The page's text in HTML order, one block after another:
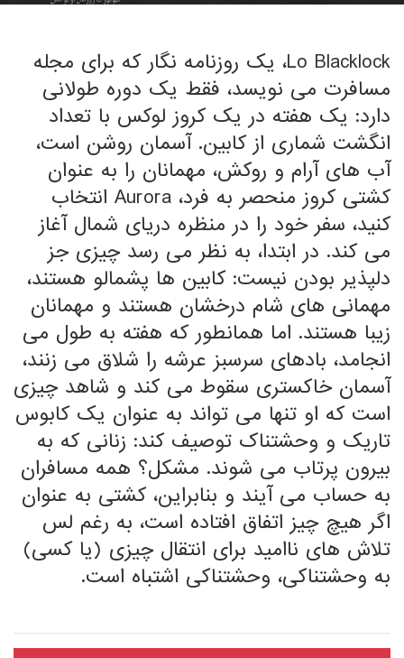
Lo Blacklock، یک روزنامه نگار که برای مجله
مسافرت می نویسد، فقط یک دوره طولانی
دارد: یک هفته در یک کروز لوکس با تعداد
انگشت شماری از کابین. آسمان روشن است،
آب های آرام و روکش، مهمانان را به عنوان
کشتی کروز منحصر به فرد، Aurora انتخاب
کنید، سفر خود را در منظره دریای شمال آغاز
می کند. در ابتدا، به نظر می رسد چیزی جز
دلپذیر بودن نیست: کابین ها پشمالو هستند،
مهمانی های شام درخشان هستند و مهمانان
زیبا هستند. اما همانطور که هفته به طول می
انجامد، بادهای سرسبز عرشه را شلاق می زنند،
آسمان خاکستری سقوط می کند و شاهد چیزی
است که او تنها می تواند به عنوان یک کابوس
تاریک و وحشتناک توصیف کند: زنانی که به
بیرون پرتاب می شوند. مشکل؟ همه مسافران
به حساب می آیند و بنابراین، کشتی به عنوان
اگر هیچ چیز اتفاق افتاده است، به رغم لس
تلاش های ناامید برای انتقال چیزی (یا کسی)
به وحشتناکی، وحشتناکی اشتباه است.